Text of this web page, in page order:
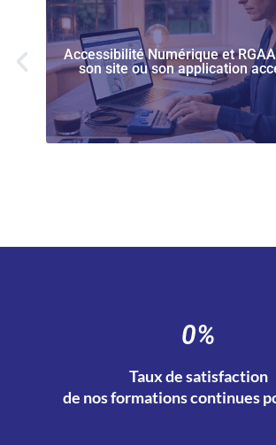
Accessibilité Numérique et
son site ou son application
0%
Taux de satisfaction
de nos formations continues